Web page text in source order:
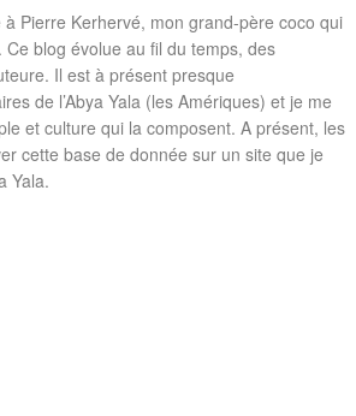
Pierre Kerhervé, mon grand-père coco qui
blog évolue au fil du temps, des
Il est à présent presque
de l’Abya Yala (les Amériques) et je me
et culture qui la composent. A présent, les
cette base de donnée sur un site que je
Yala.